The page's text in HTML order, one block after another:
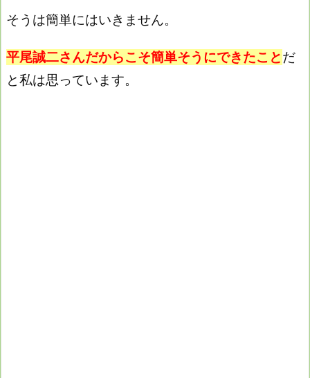
そうは簡単にはいきません。
平尾誠二さんだからこそ簡単そうにできたことだ
と私は思っています。